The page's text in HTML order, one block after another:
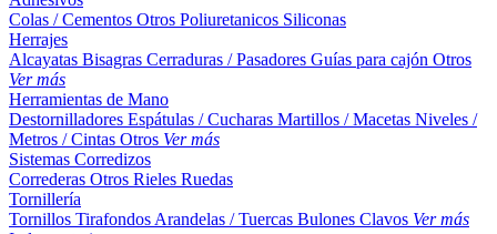
Colas / Cementos Otros Poliuretanicos Siliconas
Herrajes
Alcayatas Bisagras Cerraduras / Pasadores Guías para cajón Otros
Ver más
Herramientas de Mano
Destornilladores Espátulas / Cucharas Martillos / Macetas Niveles /
Metros / Cintas Otros Ver más
Sistemas Corredizos
Correderas Otros Rieles Ruedas
Tornillería
Tornillos Tirafondos Arandelas / Tuercas Bulones Clavos Ver más